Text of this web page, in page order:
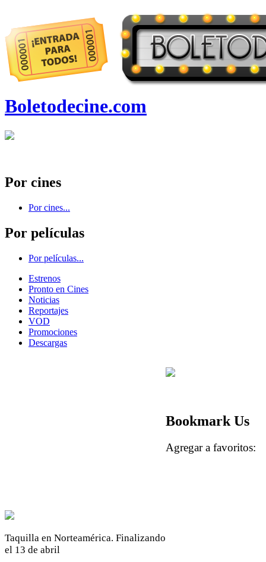
Boletodecine.com
Por cines
Por cines...
Por películas
Por películas...
Estrenos
Pronto en Cines
Noticias
Reportajes
VOD
Promociones
Descargas
Taquilla en Norteamérica. Finalizando
el 13 de abril
Bookmark Us
Agregar a